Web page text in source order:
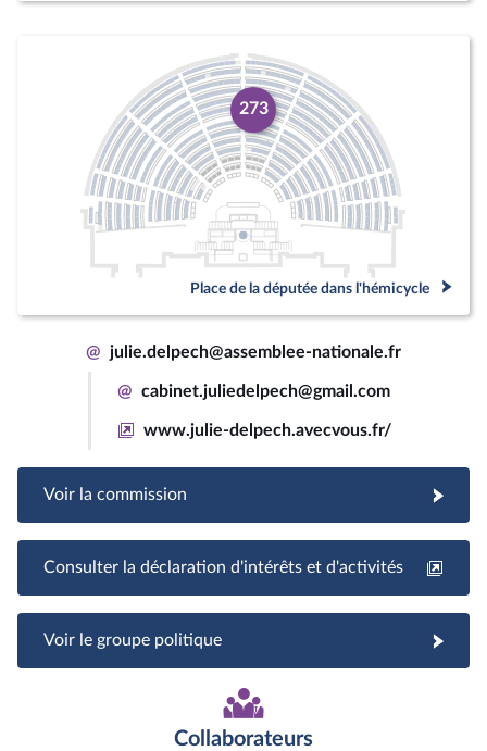
273
Place de la députée dans l'hémicycle
@ julie.delpech@assemblee-nationale.fr
@ cabinet.juliedelpech@gmail.com
www.julie-delpech.avecvous.fr/
Voir la commission
Consulter la déclaration d'intérêts et d'activités
Voir le groupe politique
Collaborateurs